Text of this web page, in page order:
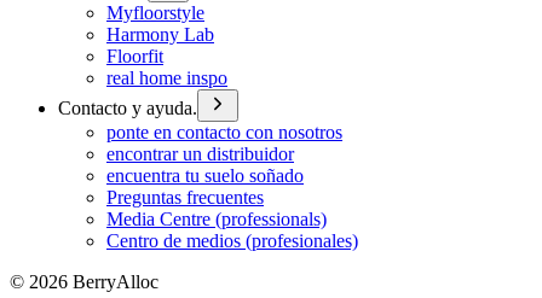
Myfloorstyle
Harmony Lab
Floorfit
real home inspo
Contacto y ayuda.
ponte en contacto con nosotros
encontrar un distribuidor
encuentra tu suelo soñado
Preguntas frecuentes
Media Centre (professionals)
Centro de medios (profesionales)
© 2026 BerryAlloc